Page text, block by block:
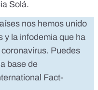
Solá.
nos hemos unido
y la infodemia que ha
Puedes
base de
Fact-